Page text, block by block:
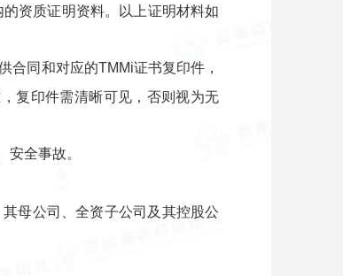
资质证明资料。以上证明材料如
合同和对应的TMMi证书复印件，
复印件需清晰可见，否则视为无
全事故。
母公司、全资子公司及其控股公